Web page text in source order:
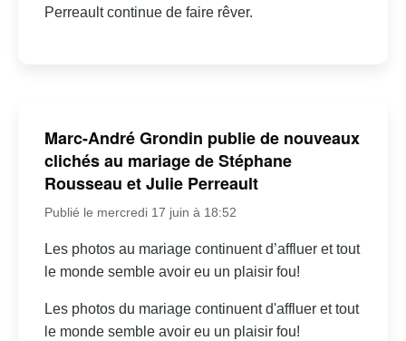
Perreault continue de faire rêver.
Marc-André Grondin publie de nouveaux
clichés au mariage de Stéphane
Rousseau et Julie Perreault
Publié le mercredi 17 juin à 18:52
Les photos au mariage continuent d’affluer et tout
le monde semble avoir eu un plaisir fou!
Les photos du mariage continuent d'affluer et tout
le monde semble avoir eu un plaisir fou!